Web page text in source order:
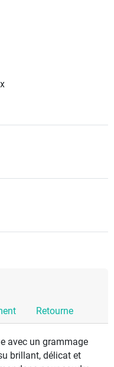
Retourne
avec un grammage
brillant, délicat et